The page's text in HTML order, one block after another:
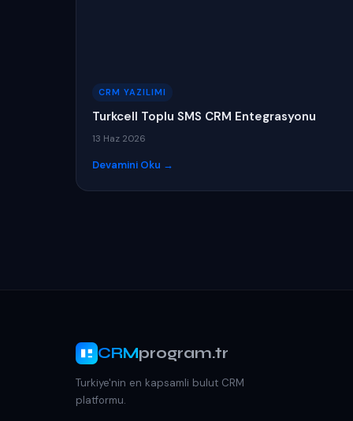
CRM YAZILIMI
Turkcell Toplu SMS CRM Entegrasyonu
13 Haz 2026
Devamini Oku →
CRMprogram.tr
Turkiye'nin en kapsamli bulut CRM
platformu.